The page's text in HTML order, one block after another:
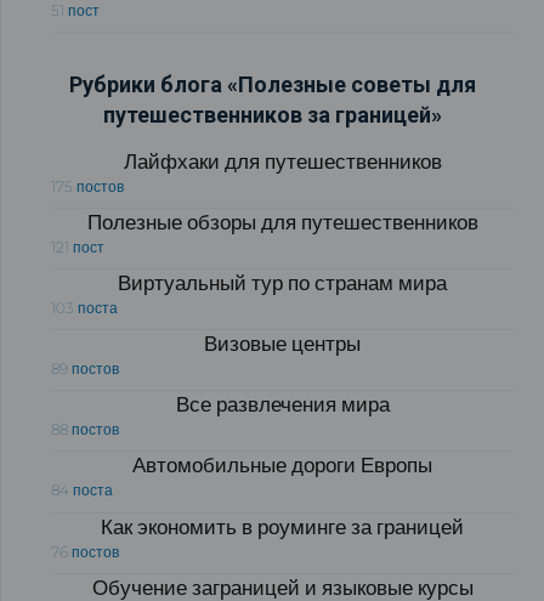
51 пост
Рубрики блога «Полезные советы для
путешественников за границей»
Лайфхаки для путешественников
175 постов
Полезные обзоры для путешественников
121 пост
Виртуальный тур по странам мира
103 поста
Визовые центры
89 постов
Все развлечения мира
88 постов
Автомобильные дороги Европы
84 поста
Как экономить в роуминге за границей
76 постов
Обучение заграницей и языковые курсы